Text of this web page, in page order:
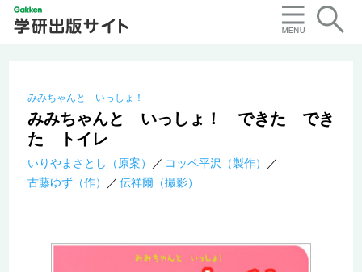
みみちゃんと いっしょ！
みみちゃんと いっしょ！ できた でき
た トイレ
いりやまさとし（原案）
コッペ平沢（製作）
古藤ゆず（作）
伝祥爾（撮影）